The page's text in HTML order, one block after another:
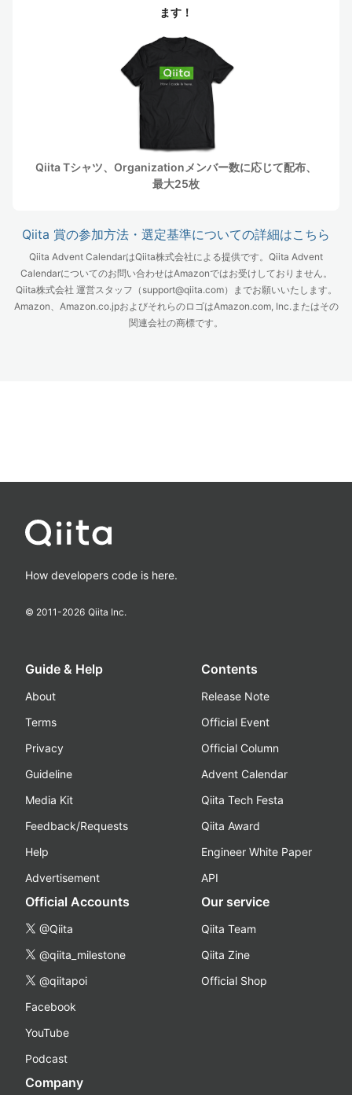
ます！
Qiita Tシャツ、Organizationメンバー数に応じて配布、
最大25枚
Qiita 賞の参加方法・選定基準についての詳細はこちら
Qiita Advent CalendarはQiita株式会社による提供です。Qiita Advent
Calendarについてのお問い合わせはAmazonではお受けしておりません。
Qiita株式会社 運営スタッフ（support@qiita.com）までお願いいたします。
Amazon、Amazon.co.jpおよびそれらのロゴはAmazon.com, Inc.またはその
関連会社の商標です。
How developers code is here.
© 2011-2026 Qiita Inc.
Guide & Help
About
Terms
Privacy
Guideline
Media Kit
Feedback/Requests
Help
Advertisement
Contents
Release Note
Official Event
Official Column
Advent Calendar
Qiita Tech Festa
Qiita Award
Engineer White Paper
API
Official Accounts
@Qiita
@qiita_milestone
@qiitapoi
Facebook
YouTube
Podcast
Our service
Qiita Team
Qiita Zine
Official Shop
Company